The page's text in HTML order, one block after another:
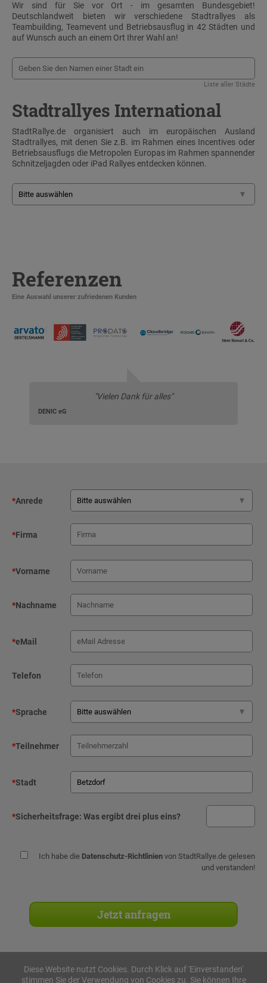
Wir sind für Sie vor Ort - im gesamten Bundesgebiet!
Deutschlandweit bieten wir verschiedene Stadtrallyes als
Teambuilding, Teamevent und Betriebsausflug in 42 Städten und
auf Wunsch auch an einem Ort Ihrer Wahl an!
Liste aller Städte
Stadtrallyes International
StadtRallye.de organisiert auch im europäischen Ausland
Stadtrallyes, mit denen Sie z.B. im Rahmen eines Incentives oder
Betriebsausflugs die Metropolen Europas im Rahmen spannender
Schnitzeljagden oder iPad Rallyes entdecken können.
Referenzen
Eine Auswahl unserer zufriedenen Kunden
"Vielen Dank für alles"
DENIC eG
*Anrede
*Firma
*Vorname
*Nachname
*eMail
Telefon
*Sprache
*Teilnehmer
*Stadt
*Sicherheitsfrage: Was ergibt drei plus eins?
Ich habe die Datenschutz-Richtlinien von StadtRallye.de gelesen
und verstanden!
Diese Website nutzt Cookies. Durch Klick auf 'Einverstanden'
stimmen Sie der Verwendung von Cookies zu. Sie können Ihre